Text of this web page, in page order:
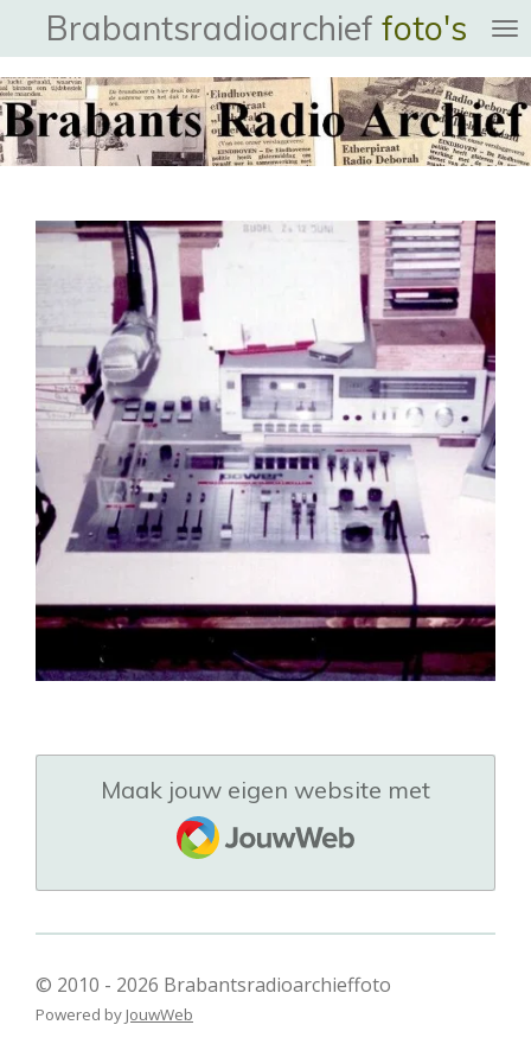
direct
naar
de
hoofdinhoud
Brabantsradioarchief foto's
Maak jouw eigen website met
JouwWeb
© 2010 - 2026 Brabantsradioarchieffoto
Powered by JouwWeb